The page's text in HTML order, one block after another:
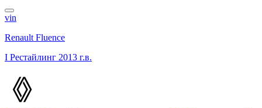
vin
Renault Fluence
I Рестайлинг 2013 г.в.